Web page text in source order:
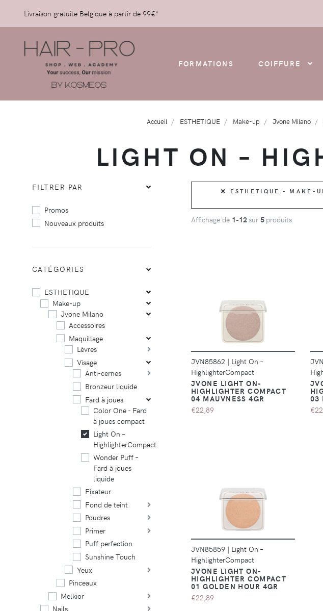
Livraison gratuite Belgique à partir de 99€*
FORMATIONS COIFFURE
Accueil ESTHETIQUE Make-up Jvone Milano
LIGHT ON –
FILTRER PAR
Promos
Nouveaux produits
CATÉGORIES
ESTHETIQUE
Make-up
Jvone Milano
Accessoires
Maquillage
Lèvres
Visage
Anti-cernes
Bronzeur liquide
Fard à joues
Color One - Fard
à joues compact
Light On –
HighlighterCompact
Wonder Puff –
Fard à joues
liquide
Fixateur
Fond de teint
Poudres
Primer
Puff perfection
Sunshine Touch
Yeux
Pinceaux
Melkior
Nails
ESTHETIQUE - MAKE-
Affichage de 1-12sur 5 produits
DÉTAILS
JVN85862 | Light On –
HighlighterCompact
JVONE LIGHT ON-
HIGHLIGHTER COMPACT
04 MAUVNESS 4GR
€22,89
03
DÉTAILS
JVN85859 | Light On –
HighlighterCompact
JVONE LIGHT ON-
HIGHLIGHTER COMPACT
01 GOLDEN HOUR 4GR
€22,89